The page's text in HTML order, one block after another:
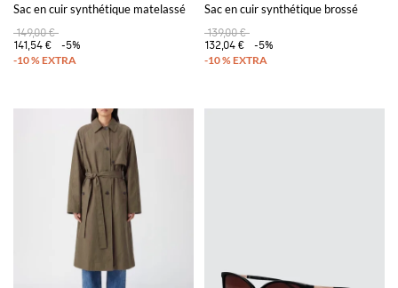
Sac en cuir synthétique matelassé
149,00 €
141,54 €
-5%
Sac en cuir synthétique brossé
139,00 €
132,04 €
-5%